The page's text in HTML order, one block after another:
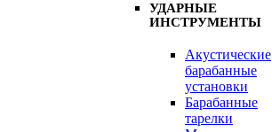
УДАРНЫЕ
ИНСТРУМЕНТЫ
Акустические
барабанные
установки
Барабанные
тарелки